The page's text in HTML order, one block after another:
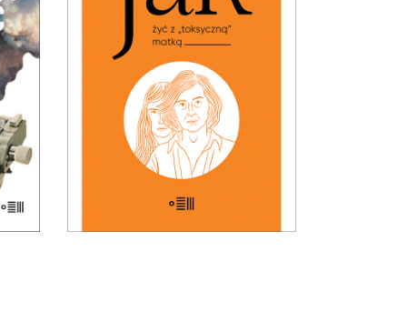
[…]
PREMIERA: 24 listopada 2025
49.99 zł 25.00
KSIĄŻKA DO
KOSZYKA